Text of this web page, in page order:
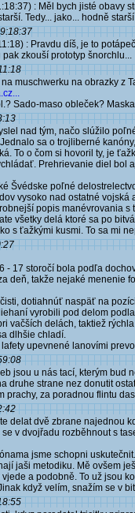
: Měl bych jisté obavy
Tedy... jako... hodně
: Pravdu díš, je to
zkouší prototyp šnorchlu...
muschwerku na obrazky z
Sado-maso obleček?
nad tým, načo slúžilo
sa o trojliberné
To o čom si hovoril ty, je
Prehrievanie diel bol
Švédske poľné
vysoko nad ostatné
popis manévrovania s
všetky delá ktoré sa po
s ťažkými kusmi. To sa mi
- 17 storočí bola podľa
deň, takže nejaké menenie
dotiahnúť naspäť na
vyrobili pod delom
vačších delách, taktiež
dlhšie chladí.
upevnené lanovími
jsou u nás tací, kterým bud
druhe strane nez donutit
prachy, za poradnou flintu
delat dvě zbrane najednou
v dvojřadu rozběhnout s
jsme schopni
jaši metodiku. Mě ovšem
a podobně. To už jsou
když velím, snažím se v